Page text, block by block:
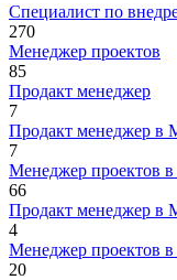
Специалист по
270
Менеджер проектов
85
Продакт менеджер
7
Продакт менеджер в
7
Менеджер проектов
66
Продакт менеджер в
4
Менеджер проектов
20